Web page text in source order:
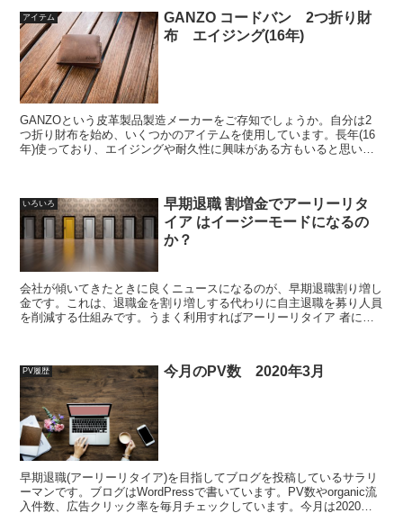
アイテム
GANZO コードバン 2つ折り財
布 エイジング(16年)
GANZOという皮革製品製造メーカーをご存知でしょうか。自分は2
つ折り財布を始め、いくつかのアイテムを使用しています。長年(16
年)使っており、エイジングや耐久性に興味がある方もいると思いま
いろいろ
早期退職 割増金でアーリーリタ
イア はイージーモードになるの
か？
会社が傾いてきたときに良くニュースになるのが、早期退職割り増し
金です。これは、退職金を割り増しする代わりに自主退職を募り人員
を削減する仕組みです。うまく利用すればアーリーリタイア 者にと
PV履歴 今月のPV数 2020年3月
早期退職(アーリーリタイア)を目指してブログを投稿しているサラリ
ーマンです。ブログはWordPressで書いています。PV数やorganic流
入件数、広告クリック率を毎月チェックしています。今月は2020年